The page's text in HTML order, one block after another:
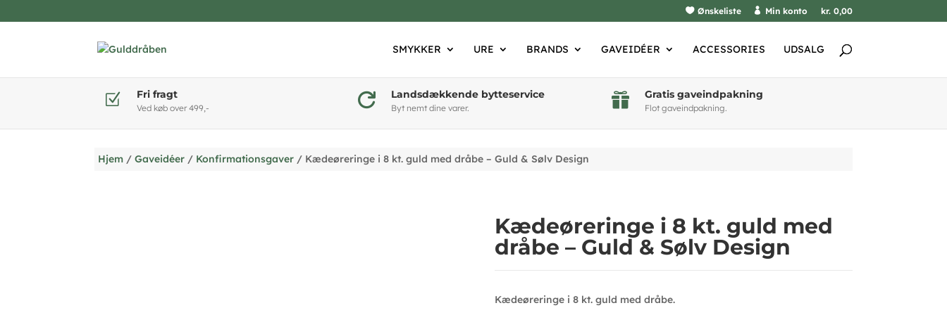
Ønskeliste Min konto kr. 0,00
SMYKKER URE BRANDS GAVEIDÉER ACCESSORIES UDSALG
Z Fri fragt
Ved køb over 499,-  Landsdækkende bytteservice
Byt nemt dine varer.  Gratis gaveindpakning
Flot gaveindpakning.
Hjem /Gaveidéer / Konfirmationsgaver / Kædeøreringe i 8 kt. guld med dråbe – Guld & Sølv Design
Kædeøreringe i 8 kt. guld med
dråbe – Guld & Sølv Design
Kædeøreringe i 8 kt. guld med dråbe.